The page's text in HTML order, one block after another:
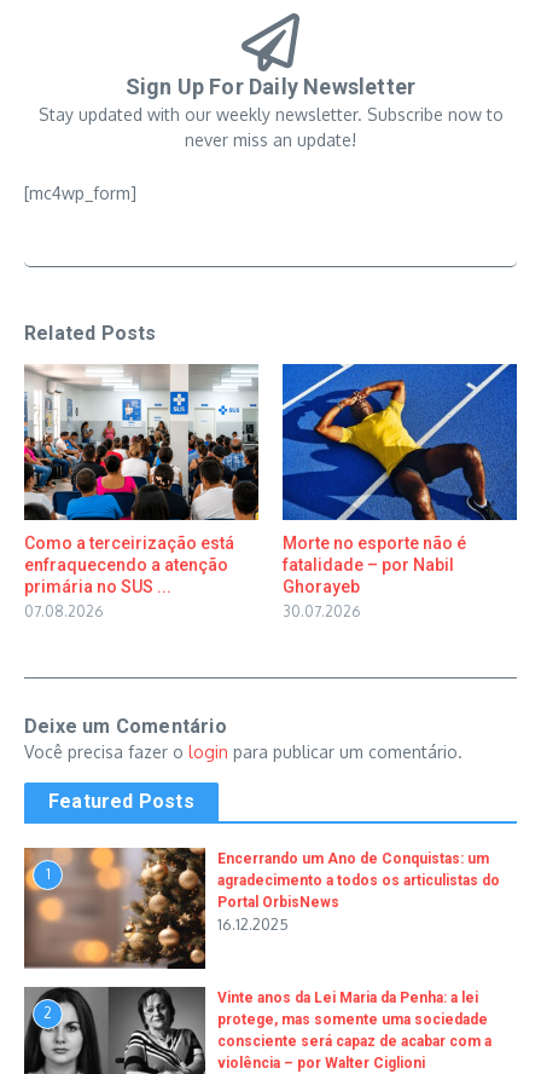
Sign Up For Daily Newsletter
Stay updated with our weekly newsletter. Subscribe now to
never miss an update!
[mc4wp_form]
Related Posts
Como a terceirização está
enfraquecendo a atenção
primária no SUS ...
07.08.2026
Morte no esporte não é
fatalidade – por Nabil
Ghorayeb
30.07.2026
Deixe um Comentário
Você precisa fazer o login para publicar um comentário.
Featured Posts
1
Encerrando um Ano de Conquistas: um
agradecimento a todos os articulistas do
Portal OrbisNews
16.12.2025
2
Vinte anos da Lei Maria da Penha: a lei
protege, mas somente uma sociedade
consciente será capaz de acabar com a
violência – por Walter Ciglioni